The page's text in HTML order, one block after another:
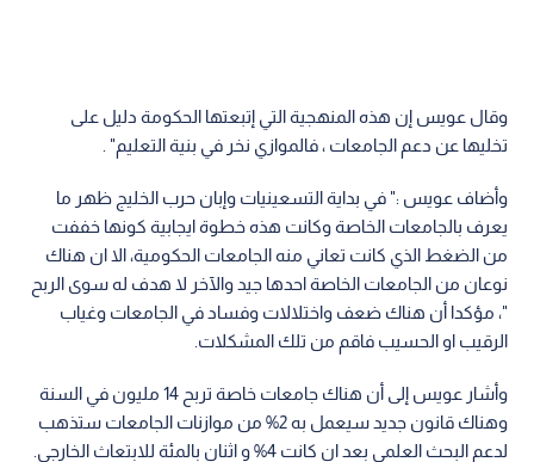
وقال عويس إن هذه المنهجية التي إتبعتها الحكومة دليل على
تخليها عن دعم الجامعات ، فالموازي نخر في بنية التعليم" .
وأضاف عويس :" في بداية التسعينيات وإبان حرب الخليج ظهر ما
يعرف بالجامعات الخاصة وكانت هذه خطوة ايجابية كونها خففت
من الضغط الذي كانت تعاني منه الجامعات الحكومية، الا ان هناك
نوعان من الجامعات الخاصة احدها جيد والآخر لا هدف له سوى الربح
"، مؤكدا أن هناك ضعف واختلالات وفساد في الجامعات وغياب
الرقيب او الحسيب فاقم من تلك المشكلات.
وأشار عويس إلى أن هناك جامعات خاصة تربح 14 مليون في السنة
وهناك قانون جديد سيعمل به 2% من موازنات الجامعات ستذهب
لدعم البحث العلمي بعد ان كانت 4% و اثنان بالمئة للابتعاث الخارجي.